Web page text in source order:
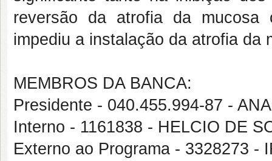
reversão da atrofia da
impediu a instalação da atrofia da
MEMBROS DA BANCA:
Presidente - 040.455.994-87 -
Interno - 1161838 - HELCIO DE
Externo ao Programa - 3328273 -